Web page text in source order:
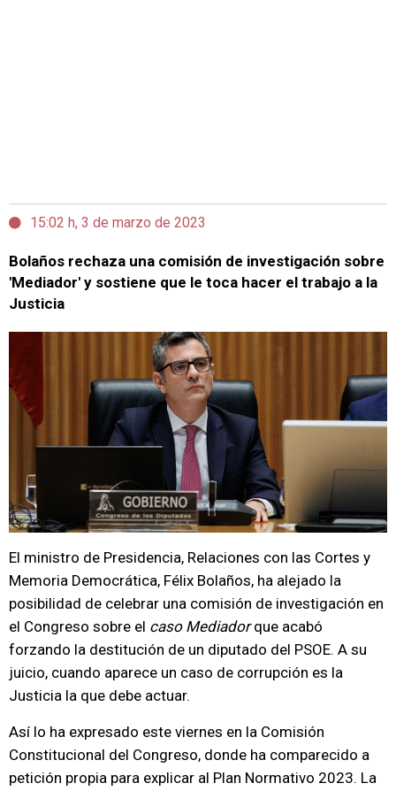
15:02 h, 3 de marzo de 2023
Bolaños rechaza una comisión de investigación sobre
'Mediador' y sostiene que le toca hacer el trabajo a la
Justicia
El ministro de Presidencia, Relaciones con las Cortes y
Memoria Democrática, Félix Bolaños, ha alejado la
posibilidad de celebrar una comisión de investigación en
el Congreso sobre el caso Mediadorque acabó
forzando la destitución de un diputado del PSOE. A su
juicio, cuando aparece un caso de corrupción es la
Justicia la que debe actuar.
Así lo ha expresado este viernes en la Comisión
Constitucional del Congreso, donde ha comparecido a
petición propia para explicar al Plan Normativo 2023. La